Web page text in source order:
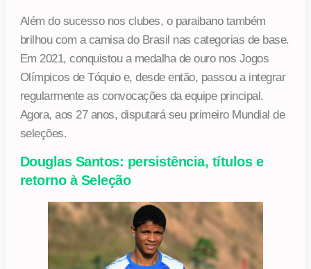
Além do sucesso nos clubes, o paraibano também
brilhou com a camisa do Brasil nas categorias de base.
Em 2021, conquistou a medalha de ouro nos Jogos
Olímpicos de Tóquio e, desde então, passou a integrar
regularmente as convocações da equipe principal.
Agora, aos 27 anos, disputará seu primeiro Mundial de
seleções.
Douglas Santos: persistência, títulos e
retorno à Seleção